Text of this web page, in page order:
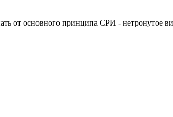
от основного принципа СРИ - нетронутое